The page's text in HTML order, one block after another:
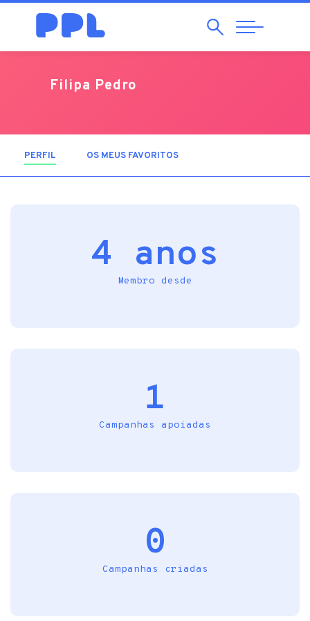
Pesquisar
Abrir
Navegação
Filipa Pedro
PERFIL (SEPARADOR ATIVO)
OS MEUS FAVORITOS
4 anos
Membro desde
1
Campanhas apoiadas
0
Campanhas criadas